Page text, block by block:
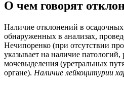
О чем говорят
Наличие отклонений в
обнаруженных в анализах,
Нечипоренко (при отсутствии
указывает на наличие
мочевыделения (уретральных
органе). Наличие лейкоцитурии